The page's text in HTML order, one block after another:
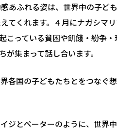
あふれる姿は、世界中の子ど
てくれます。４月にナガシマ
こっている貧困や飢餓・紛争
集まって話し合います。
各国の子どもたちとをつなぐ
ジとペーターのように、世界